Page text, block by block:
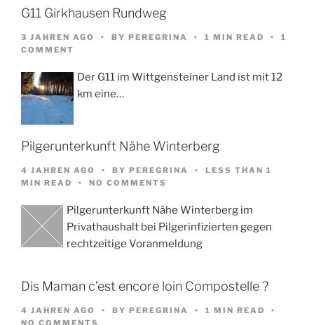
G11 Girkhausen Rundweg
3 JAHREN AGO BY PEREGRINA 1 MIN READ
1
COMMENT
Der G11 im Wittgensteiner Land ist mit 12
km eine…
Pilgerunterkunft Nähe Winterberg
4 JAHREN AGO BY PEREGRINA
LESS THAN 1
MIN READ
NO COMMENTS
Pilgerunterkunft Nähe Winterberg im
Privathaushalt bei Pilgerinfizierten gegen
rechtzeitige Voranmeldung
Dis Maman c’est encore loin Compostelle ?
4 JAHREN AGO BY PEREGRINA
1 MIN READ
NO COMMENTS